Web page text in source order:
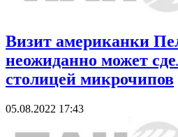
Визит американки
неожиданно может
столицей микрочипов
05.08.2022 17:43